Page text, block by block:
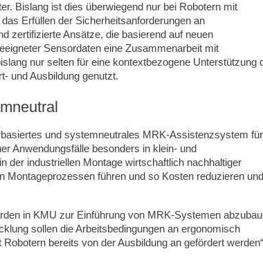
Bislang ist dies überwiegend nur bei Robotern mit
Erfüllen der Sicherheitsanforderungen an
zertifizierte Ansätze, die basierend auf neuen
Sensordaten eine Zusammenarbeit mit
nur selten für eine kontextbezogene Unterstützung
und Ausbildung genutzt.
und systemneutrales MRK-Assistenzsystem für
Anwendungsfälle besonders in klein- und
der industriellen Montage wirtschaftlich nachhaltiger
führen und so Kosten reduzieren und
in KMU zur Einführung von MRK-Systemen
sollen die Arbeitsbedingungen an ergonomisch
bereits von der Ausbildung an gefördert